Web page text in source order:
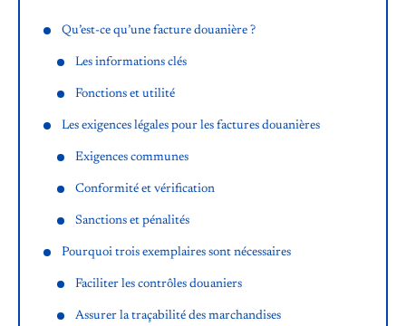
Qu’est-ce qu’une facture douanière ?
Les informations clés
Fonctions et utilité
Les exigences légales pour les factures douanières
Exigences communes
Conformité et vérification
Sanctions et pénalités
Pourquoi trois exemplaires sont nécessaires
Faciliter les contrôles douaniers
Assurer la traçabilité des marchandises